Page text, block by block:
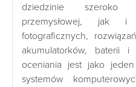
dziedzinie szeroko
przemysłowej, jak i
fotograficznych,
akumulatorków, baterii i
oceniania jest jako
systemów